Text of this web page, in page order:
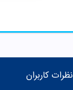
نظرات کاربران